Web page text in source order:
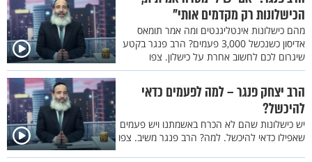
הכישלונות רק מקדמים אותי"
מהם כישלונות אינטליגנטים ומה אמר תומאס
אדיסון כשנכשל 3,000 פעמים? הרב פנגר בקטע
שיגרום לכם לחשוב אחרת על כישלון. צפו
הרב יצחק פנגר – למה לפעמים כדאי
להיכשל?
יש כישלונות שהם לא הכרח באשמתנו ויש פעמים
שאפילו כדאי להיכשל. למה? הרב פנגר משיב. צפו